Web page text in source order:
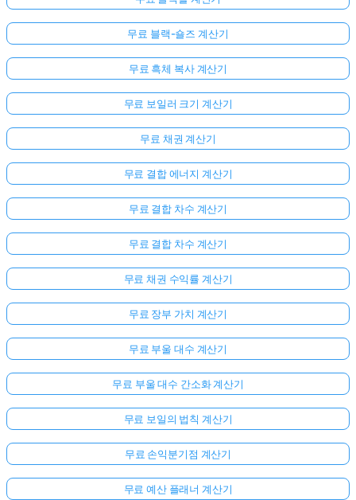
문
니
다
번
질
하
무료 블랙-숄즈 계산기
무료 흑체 복사 계산기
무료 보일러 크기 계산기
무료 채권 계산기
무료 결합 에너지 계산기
무료 결합 차수 계산기
무료 결합 차수 계산기
무료 채권 수익률 계산기
무료 장부 가치 계산기
무료 부울 대수 계산기
무료 부울 대수 간소화 계산기
무료 보일의 법칙 계산기
무료 손익분기점 계산기
무료 예산 플래너 계산기